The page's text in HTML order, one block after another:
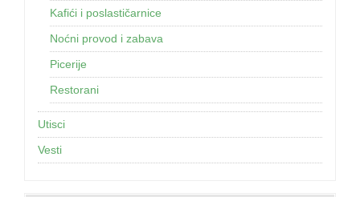
Kafići i poslastičarnice
Noćni provod i zabava
Picerije
Restorani
Utisci
Vesti